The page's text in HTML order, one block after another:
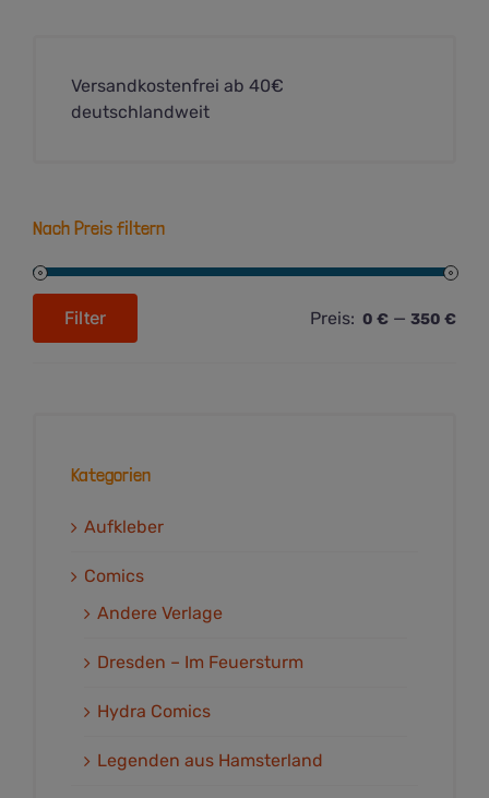
Versandkostenfrei ab 40€
deutschlandweit
Nach Preis filtern
Max.
Filter Preis: 0 € — 350 €
Kategorien
Aufkleber
Comics
Andere Verlage
Dresden – Im Feuersturm
Hydra Comics
Legenden aus Hamsterland